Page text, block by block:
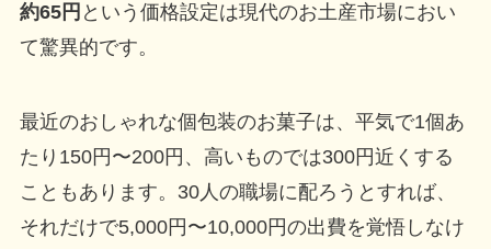
約65円 という価格設定は現代のお土産市場におい
て驚異的です。
最近のおしゃれな個包装のお菓子は、平気で1個あ
たり150円〜200円、高いものでは300円近くする
こともあります。30人の職場に配ろうとすれば、
それだけで5,000円〜10,000円の出費を覚悟しなけ